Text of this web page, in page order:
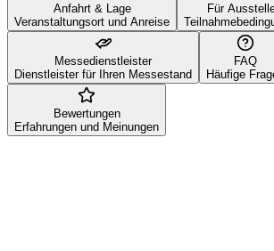
Anfahrt & Lage
Veranstaltungsort und Anreise
Für
Messedienstleister
Dienstleister für Ihren Messestand
FAQ
Häufige
Bewertungen
Erfahrungen und Meinungen